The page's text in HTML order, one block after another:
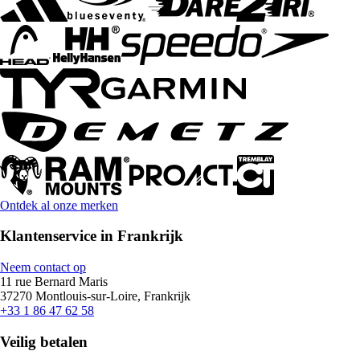
Ontdek al onze merken
Klantenservice in Frankrijk
Neem contact op
11 rue Bernard Maris
37270 Montlouis-sur-Loire, Frankrijk
+33 1 86 47 62 58
Veilig betalen